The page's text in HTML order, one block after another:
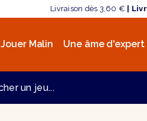
Livraison dès 3,60 € | Livr
Jouer Malin Une âme d'expert